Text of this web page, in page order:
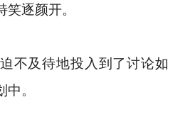
逐颜开。
不及待地投入到了讨论如
。